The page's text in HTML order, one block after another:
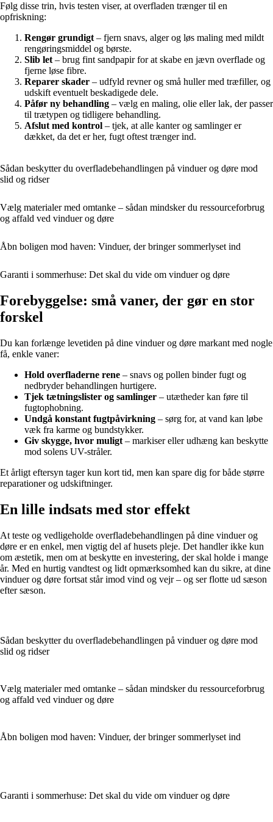
Følg disse trin, hvis testen viser, at overfladen trænger til en
opfriskning:
Rengør grundigt – fjern snavs, alger og løs maling med mildt
rengøringsmiddel og børste.
Slib let – brug fint sandpapir for at skabe en jævn overflade og
fjerne løse fibre.
Reparer skader – udfyld revner og små huller med træfiller, og
udskift eventuelt beskadigede dele.
Påfør ny behandling – vælg en maling, olie eller lak, der passer
til trætypen og tidligere behandling.
Afslut med kontrol – tjek, at alle kanter og samlinger er
dækket, da det er her, fugt oftest trænger ind.
Sådan beskytter du overfladebehandlingen på vinduer og døre mod
slid og ridser
Vælg materialer med omtanke – sådan mindsker du ressourceforbrug
og affald ved vinduer og døre
Åbn boligen mod haven: Vinduer, der bringer sommerlyset ind
Garanti i sommerhuse: Det skal du vide om vinduer og døre
Forebyggelse: små vaner, der gør en stor
forskel
Du kan forlænge levetiden på dine vinduer og døre markant med nogle
få, enkle vaner:
Hold overfladerne rene – snavs og pollen binder fugt og
nedbryder behandlingen hurtigere.
Tjek tætningslister og samlinger – utætheder kan føre til
fugtophobning.
Undgå konstant fugtpåvirkning – sørg for, at vand kan løbe
væk fra karme og bundstykker.
Giv skygge, hvor muligt – markiser eller udhæng kan beskytte
mod solens UV-stråler.
Et årligt eftersyn tager kun kort tid, men kan spare dig for både større
reparationer og udskiftninger.
En lille indsats med stor effekt
At teste og vedligeholde overfladebehandlingen på dine vinduer og
døre er en enkel, men vigtig del af husets pleje. Det handler ikke kun
om æstetik, men om at beskytte en investering, der skal holde i mange
år. Med en hurtig vandtest og lidt opmærksomhed kan du sikre, at dine
vinduer og døre fortsat står imod vind og vejr – og ser flotte ud sæson
efter sæson.
Sådan beskytter du overfladebehandlingen på vinduer og døre mod
slid og ridser
Vælg materialer med omtanke – sådan mindsker du ressourceforbrug
og affald ved vinduer og døre
Åbn boligen mod haven: Vinduer, der bringer sommerlyset ind
Garanti i sommerhuse: Det skal du vide om vinduer og døre